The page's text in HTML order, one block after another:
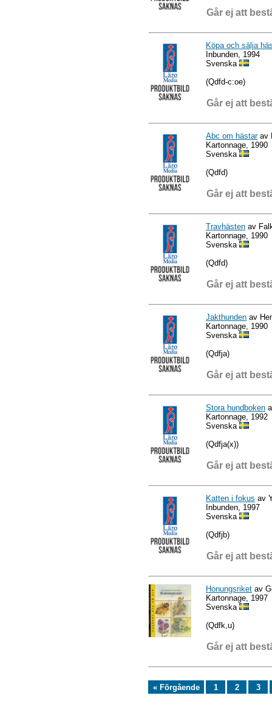
Går ej att
Köpa och sälja
Inbunden, 1994
Svenska
(Qdfd-c:oe)
Går ej att
Abc om hästarav
Kartonnage, 1990
Svenska
(Qdfd)
Går ej att
Travhästen av
Kartonnage, 1990
Svenska
(Qdfd)
Går ej att
Jakthunden av
Kartonnage, 1990
Svenska
(Qdfja)
Går ej att
Stora hundboken
Kartonnage, 1992
Svenska
(Qdfja(x))
Går ej att
Katten i fokus av
Inbunden, 1997
Svenska
(Qdfjb)
Går ej att
Honungsriket av
Kartonnage, 1997
Svenska
(Qdfk,u)
Går ej att
« Förgående 1 2 3